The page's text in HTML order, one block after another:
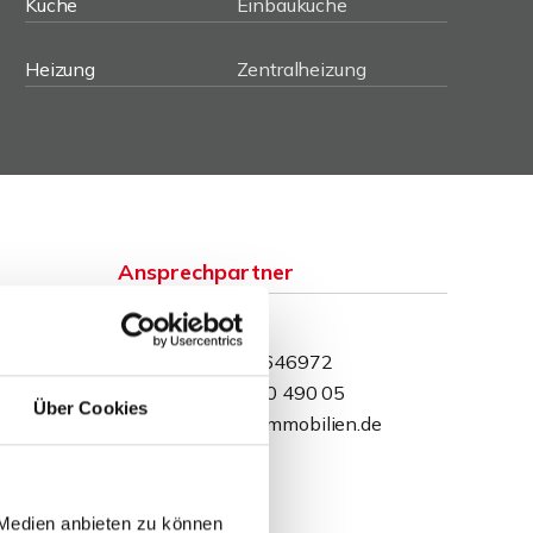
Über Cookies
anbieten zu können
Küche
Einbauküche
Heizung
Zentralheizung
Ansprechpartner
David Behrendt
Telefon: 015234646972
Telefax: 0571 870 490 05
dbehrendt@wb-immobilien.de